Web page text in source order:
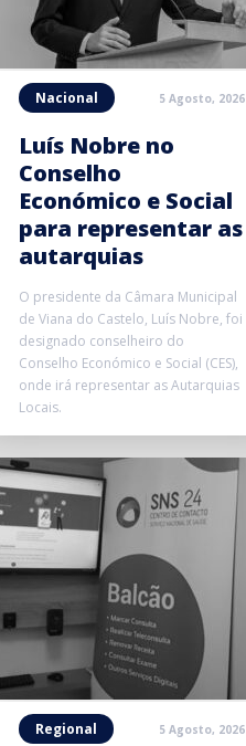
Nacional 5 Agosto, 2026
Luís Nobre no
Conselho
Económico e Social
para representar as
autarquias
O presidente da Câmara Municipal
de Viana do Castelo, Luís Nobre, foi
designado conselheiro do
Conselho Económico e Social (CES),
onde irá representar as Autarquias
Locais.
Regional 5 Agosto, 2026